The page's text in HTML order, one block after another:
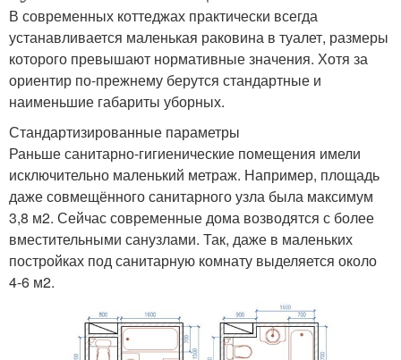
В современных коттеджах практически всегда
устанавливается маленькая раковина в туалет, размеры
которого превышают нормативные значения. Хотя за
ориентир по-прежнему берутся стандартные и
наименьшие габариты уборных.
Стандартизированные параметры
Раньше санитарно-гигиенические помещения имели
исключительно маленький метраж. Например, площадь
даже совмещённого санитарного узла была максимум
3,8 м2. Сейчас современные дома возводятся с более
вместительными санузлами. Так, даже в маленьких
постройках под санитарную комнату выделяется около
4-6 м2.